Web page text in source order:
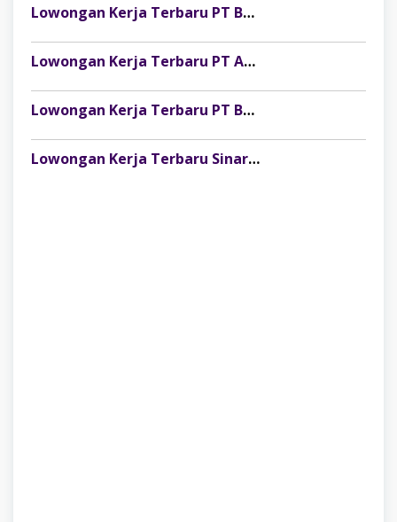
Lowongan Kerja Terbaru PT Bank Central Asia Tbk (BCA)
Lowongan Kerja Terbaru PT Adaro Minerals Indonesia Tbk
Lowongan Kerja Terbaru PT Bank Mandiri (Persero) Tbk
Lowongan Kerja Terbaru Sinar Mas Land